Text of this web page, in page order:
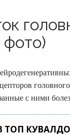
фото)
с ними
ТОП